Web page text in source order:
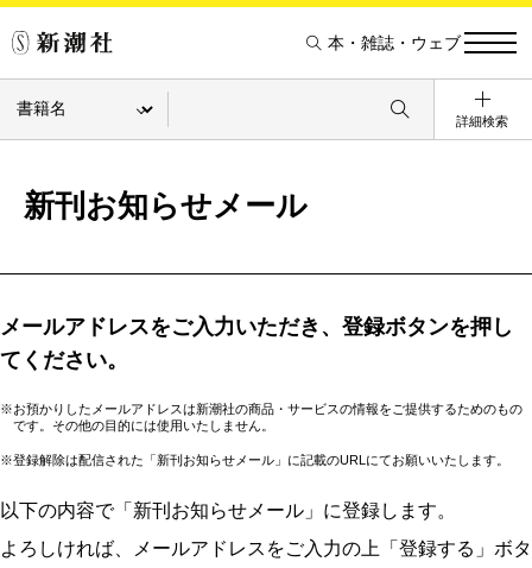
本・雑誌・ウェブ
詳細検索
新刊お知らせメール
メールアドレスをご入力いただき、登録ボタンを押し
てください。
※お預かりしたメールアドレスは新潮社の商品・サービスの情報をご提供するためのもの
です。その他の目的には使用いたしません。
※登録解除は配信された「新刊お知らせメール」に記載のURLにてお願いいたします。
以下の内容で「新刊お知らせメール」に登録します。
よろしければ、メールアドレスをご入力の上「登録する」ボタ